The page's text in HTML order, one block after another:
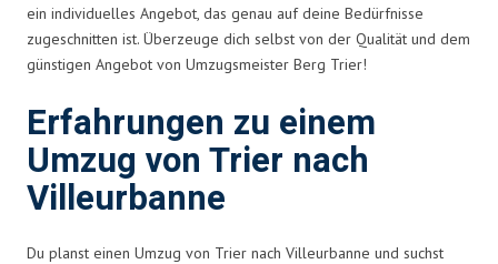
ein individuelles Angebot, das genau auf deine Bedürfnisse
zugeschnitten ist. Überzeuge dich selbst von der Qualität und dem
günstigen Angebot von Umzugsmeister Berg Trier!
Erfahrungen zu einem
Umzug von Trier nach
Villeurbanne
Du planst einen Umzug von Trier nach Villeurbanne und suchst